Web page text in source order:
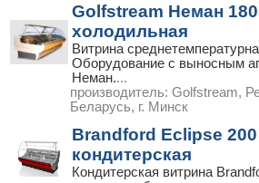
Golfstream Неман
холодильная
Витрина
Оборудование с выносным
Неман....
производитель: Golfstream,
Беларусь, г. Минск
Brandford Eclipse
кондитерская
Кондитерская витрина